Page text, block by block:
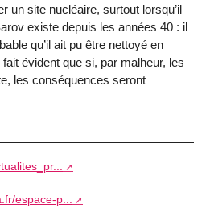
un site nucléaire, surtout lorsqu’il
existe depuis les années 40 : il
qu’il ait pu être nettoyé en
évident que si, par malheur, les
les conséquences seront
espace-p...